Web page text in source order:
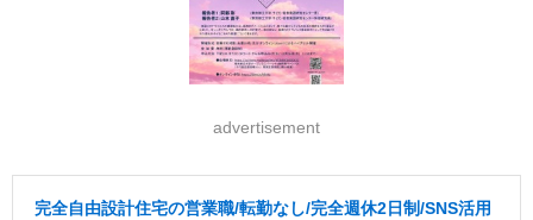
advertisement
完全自由設計住宅の営業職/転勤なし/完全週休2日制/SNS活用